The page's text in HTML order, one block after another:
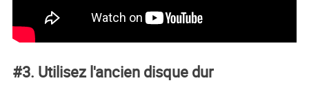
#3. Utilisez l'ancien disque dur